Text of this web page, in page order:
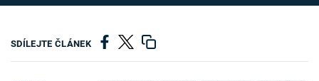
SDÍLEJTE ČLÁNEK